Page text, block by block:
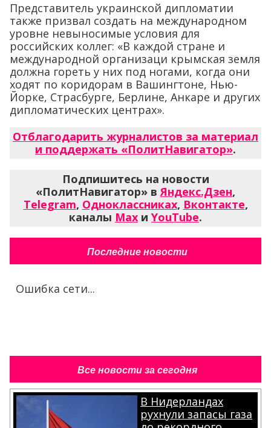
Представитель украинской дипломатии
также призвал создать на международном
уровне невыносимые условия для
российских коллег: «В каждой стране и
международной организаци крымская земля
должна гореть у них под ногами, когда они
ходят по коридорам в Вашингтоне, Нью-
Йорке, Страсбурге, Берлине, Анкаре и других
дипломатических центрах».
Отблагодарить журналистов за материал
и поддержать «ПолитНавигатор».
Подпишитесь на новости
«ПолитНавигатор» вЯндекс.Дзен,
Telegram, Одноклассниках, Вконтакте,
каналы Max и YouTube.
Последние новости
Ошибка сети...
Все новости за сегодня
В Нидерландах
рухнули запасы газа